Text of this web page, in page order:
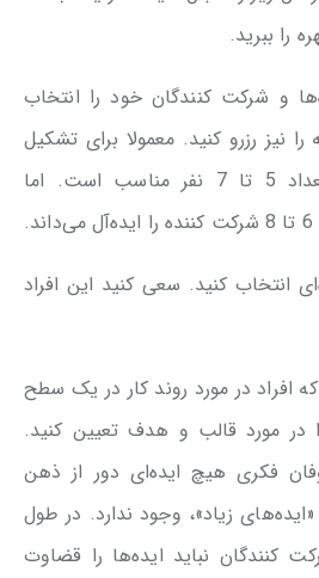
را ببرید.
و شرکت کنندگان خود را انتخاب
نیز رزرو کنید. معمولا برای تشکیل
جلسه طوفان فکری، تعداد 5 تا 7 نفر مناسب است. اما
انتخاب کنید. سعی کنید این افراد
افراد در مورد روند کار در یک سطح
در مورد قالب و هدف تعیین کنید.
فکری هیچ ایده‌ای دور از ذهن
زیاد»، وجود ندارد. در طول
کنندگان نباید ایده‌ها را قضاوت